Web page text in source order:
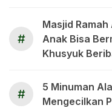
#
Masjid
Anak Bisa
Khusyuk
#
5 Minuman
Mengecilkan